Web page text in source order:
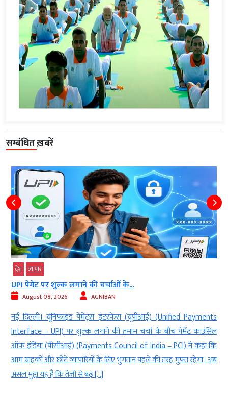
सम्बंधित ख़बरें
देश व्‍यापार
UPI पेमेंट पर शुल्क लगाने की चर्चाओं के...
August 08, 2026 AGNIBAN
नई दिल्ली। यूनिफाइड पेमेंट्स इंटरफेस (यूपीआई) (Unified Payments
Interface – UPI) पर शुल्क लगाने की तमाम चर्चा के बीच पेमेंट काउंसिल
ऑफ इंडिया (पीसीआई) (Payments Council of India – PCI) ने कहा कि
आम ग्राहकों और छोटे व्यापारियों के लिए भुगतान पहले की तरह मुफ्त रहेगा। अब
असल मुद्दा यह है कि तेजी से बढ़ […]